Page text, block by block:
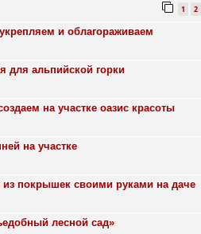
1 2
и облагораживаем
для альпийской горки
на участке оазис красоты
на участке
из покрышек своими руками на даче
лесной сад»